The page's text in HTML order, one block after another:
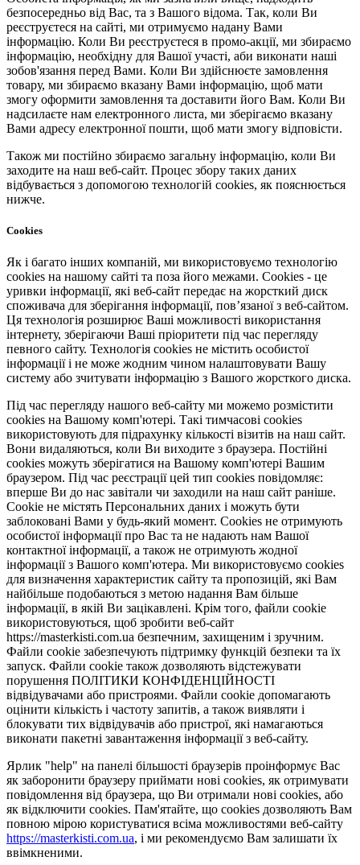
безпосередньо від Вас, та з Вашого відома. Так, коли Ви
реєструєтеся на сайті, ми отримуємо надану Вами
інформацію. Коли Ви реєструєтеся в промо-акції, ми збираємо
інформацію, необхідну для Вашої участі, аби виконати наші
зобов'язання перед Вами. Коли Ви здійснюєте замовлення
товару, ми збираємо вказану Вами інформацію, щоб мати
змогу оформити замовлення та доставити його Вам. Коли Ви
надсилаєте нам електронного листа, ми зберігаємо вказану
Вами адресу електронної пошти, щоб мати змогу відповісти.
Також ми постійно збираємо загальну інформацію, коли Ви
заходите на наш веб-сайт. Процес збору таких даних
відбувається з допомогою технологій cookies, як пояснюється
нижче.
Cookies
Як і багато інших компаній, ми використовуємо технологію
cookies на нашому сайті та поза його межами. Cookies - це
уривки інформації, які веб-сайт передає на жорсткий диск
споживача для зберігання інформації, пов’язаної з веб-сайтом.
Ця технологія розширює Ваші можливості використання
інтернету, зберігаючи Ваші пріоритети під час перегляду
певного сайту. Технологія cookies не містить особистої
інформації і не може жодним чином налаштовувати Вашу
систему або зчитувати інформацію з Вашого жорсткого диска.
Під час перегляду нашого веб-сайту ми можемо розмістити
cookies на Вашому комп'ютері. Такі тимчасові cookies
використовують для підрахунку кількості візитів на наш сайт.
Вони видаляються, коли Ви виходите з браузера. Постійні
cookies можуть зберігатися на Вашому комп'ютері Вашим
браузером. Під час реєстрації цей тип cookies повідомляє:
вперше Ви до нас завітали чи заходили на наш сайт раніше.
Cookie не містять Персональних даних і можуть бути
заблоковані Вами у будь-який момент. Сookies не отримують
особистої інформації про Вас та не надають нам Вашої
контактної інформації, а також не отримують жодної
інформації з Вашого комп'ютера. Ми використовуємо cookies
для визначення характеристик сайту та пропозицій, які Вам
найбільше подобаються з метою надання Вам більше
інформації, в якій Ви зацікавлені. Крім того, файли cookie
використовуються, щоб зробити веб-сайт
https://masterkisti.com.ua безпечним, захищеним і зручним.
Файли cookie забезпечують підтримку функцій безпеки та їх
запуск. Файли cookie також дозволяють відстежувати
порушення ПОЛІТИКИ КОНФІДЕНЦІЙНОСТІ
відвідувачами або пристроями. Файли cookie допомагають
оцінити кількість і частоту запитів, а також виявляти і
блокувати тих відвідувачів або пристрої, які намагаються
виконати пакетні завантаження інформації з веб-сайту.
Ярлик "help" на панелі більшості браузерів проінформує Вас
як заборонити браузеру приймати нові cookies, як отримувати
повідомлення від браузера, що Ви отримали нові cookies, або
як відключити cookies. Пам'ятайте, що cookies дозволяють Вам
повною мірою користуватися всіма можливостями веб-сайту
https://masterkisti.com.ua, і ми рекомендуємо Вам залишати їх
ввімкненими.